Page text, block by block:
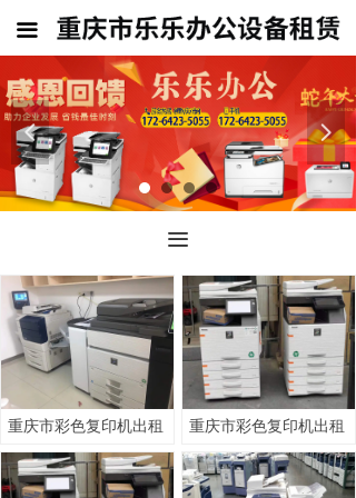
넳 넲
끀
首页
公司介绍
重庆市打印机出租
重庆市复印机出租
联系我们
重庆市彩色复印机出租 重庆市彩色复印机出租
끀